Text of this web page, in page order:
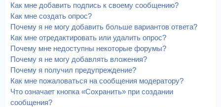
Как мне добавить подпись к своему сообщению?
Как мне создать опрос?
Почему я не могу добавить больше вариантов ответа?
Как мне отредактировать или удалить опрос?
Почему мне недоступны некоторые форумы?
Почему я не могу добавлять вложения?
Почему я получил предупреждение?
Как мне пожаловаться на сообщения модератору?
Что означает кнопка «Сохранить» при создании
сообщения?